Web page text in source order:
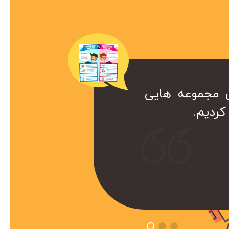
همراه ارزشمند برای ما هست. کا
که داریم از خدمات سئو این
مجموعه هایی